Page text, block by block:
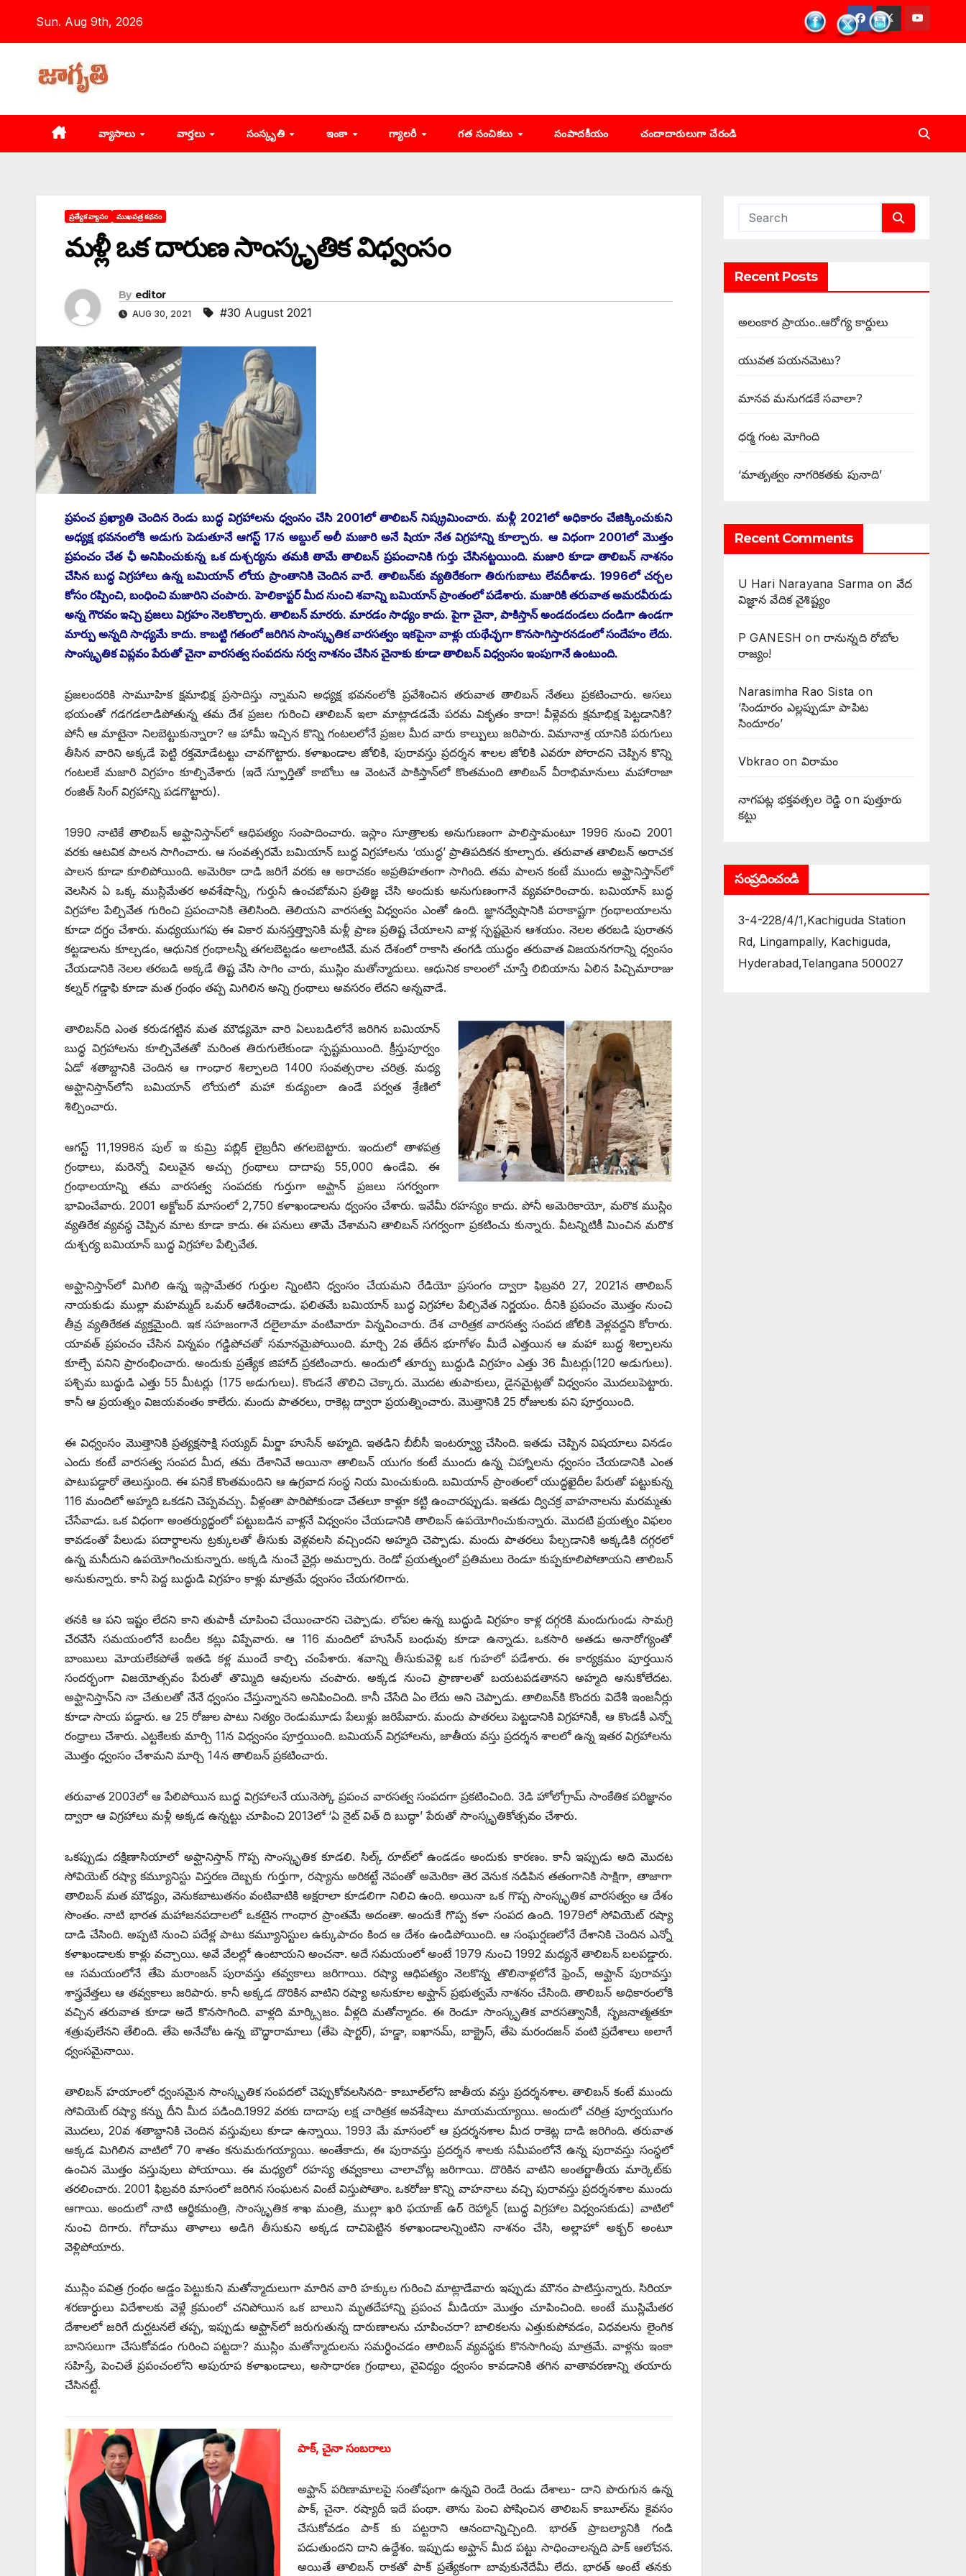
Sun. Aug 9th, 2026
వ్యాసాలు వార్తలు సంస్కృతి ఇంకా గ్యాలరీ గత సంచికలు సంపాదకీయం చందాదారులుగా చేరండి
ప్రత్యేక వ్యాసం ముఖపత్ర కథనం
మళ్లీ ఒక దారుణ సాంస్కృతిక విధ్వంసం
By editor
AUG 30, 2021 #30 August 2021
ప్రపంచ ప్రఖ్యాతి చెందిన రెండు బుద్ధ విగ్రహాలను ధ్వంసం చేసి 2001లో తాలిబన్‌ ‌నిష్క్రమించారు. మళ్లీ 2021లో అధికారం చేజిక్కించుకుని
అధ్యక్ష భవనంలోకి అడుగు పెడుతూనే ఆగస్ట్ 17‌న అబ్దుల్‌ అలీ మజారి అనే షియా నేత విగ్రహాన్ని కూల్చారు. ఆ విధంగా 2001లో మొత్తం
ప్రపంచం చేత ఛీ అనిపించుకున్న ఒక దుశ్చర్యను తమకి తామే తాలిబన్‌ ‌ప్రపంచానికి గుర్తు చేసినట్టయింది. మజారి కూడా తాలిబన్‌ ‌నాశనం
చేసిన బుద్ధ విగ్రహాలు ఉన్న బమియాన్‌ ‌లోయ ప్రాంతానికి చెందిన వారే. తాలిబన్‌కు వ్యతిరేకంగా తిరుగుబాటు లేవదీశాడు. 1996లో చర్చల
కోసం రప్పించి, బంధించి మజారిని చంపారు. హెలికాప్టర్‌ ‌మీద నుంచి శవాన్ని బమియాన్‌ ‌ప్రాంతంలో పడేశారు. మజారికి తరువాత అమరవీరుడు
అన్న గౌరవం ఇచ్చి ప్రజలు విగ్రహం నెలకొల్పారు. తాలిబన్‌ ‌మారరు. మారడం సాధ్యం కాదు. పైగా చైనా, పాకిస్తాన్‌ అం‌డదండలు దండిగా ఉండగా
మార్పు అన్నది సాధ్యమే కాదు. కాబట్టి గతంలో జరిగిన సాంస్కృతిక వారసత్వం ఇకపైనా వాళ్లు యథేచ్ఛగా కొనసాగిస్తారనడంలో సందేహం లేదు.
సాంస్కృతిక విప్లవం పేరుతో చైనా వారసత్వ సంపదను సర్వ నాశనం చేసిన చైనాకు కూడా తాలిబన్‌ ‌విధ్వంసం ఇంపుగానే ఉంటుంది.
ప్రజలందరికి సామూహిక క్షమాభిక్ష ప్రసాదిస్తు న్నామని అధ్యక్ష భవనంలోకి ప్రవేశించిన తరువాత తాలిబన్‌ ‌నేతలు ప్రకటించారు. అసలు
భయంతో గడగడలాడిపోతున్న తమ దేశ ప్రజల గురించి తాలిబన్‌ ఇలా మాట్లాడడమే పరమ వికృతం కాదా! వీళ్లెవరు క్షమాభిక్ష పెట్టడానికి?
పోనీ ఆ మాటైనా నిలబెట్టుకున్నారా? ఆ హామీ ఇచ్చిన కొన్ని గంటలలోనే ప్రజల మీద వారు కాల్పులు జరిపారు. విమానాశ్ర యానికి పరుగులు
తీసిన వారిని అక్కడే పెట్టి రక్తమోడేటట్టు చావగొట్టారు. కళాఖండాల జోలికి, పురావస్తు ప్రదర్శన శాలల జోలికి ఎవరూ పోరాదని చెప్పిన కొన్ని
గంటలకే మజారి విగ్రహం కూల్చివేశారు (ఇదే స్ఫూర్తితో కాబోలు ఆ వెంటనే పాకిస్తాన్‌లో కొంతమంది తాలిబన్‌ ‌వీరాభిమానులు మహారాజా
రంజిత్‌ ‌సింగ్‌ ‌విగ్రహాన్ని పడగొట్టారు).
1990 నాటికే తాలిబన్‌ అఫ్ఘానిస్తాన్‌లో ఆధిపత్యం సంపాదించారు. ఇస్లాం సూత్రాలకు అనుగుణంగా పాలిస్తామంటూ 1996 నుంచి 2001
వరకు ఆటవిక పాలన సాగించారు. ఆ సంవత్సరమే బమియాన్‌ ‌బుద్ధ విగ్రహాలను ‘యుద్ధ’ ప్రాతిపదికన కూల్చారు. తరువాత తాలిబన్‌ అరాచక
పాలన కూడా కూలిపోయింది. అమెరికా దాడి జరిగే వరకు ఆ అరాచకం అప్రతిహతంగా సాగింది. తమ పాలన కంటే ముందు అఫ్ఘానిస్తాన్‌లో
వెలసిన ఏ ఒక్క ముస్లిమేతర అవశేషాన్నీ, గుర్తునీ ఉంచబోమని ప్రతిజ్ఞ చేసి అందుకు అనుగుణంగానే వ్యవహరించారు. బమియాన్‌ ‌బుద్ధ
విగ్రహాల పేల్చివేత గురించి ప్రపంచానికి తెలిసింది. తెలియని వారసత్వ విధ్వంసం ఎంతో ఉంది. జ్ఞానద్వేషానికి పరాకాష్టగా గ్రంథాలయాలను
కూడా దగ్ధం చేశారు. మధ్యయుగపు ఈ వికార మనస్తత్త్వానికి మళ్లీ ప్రాణ ప్రతిష్ట చేయాలని వాళ్ల స్పష్టమైన ఆశయం. నెలల తరబడి పురాతన
కట్టడాలను కూల్చడం, ఆధునిక గ్రంథాలన్నీ తగలబెట్టడం అలాంటివే. మన దేశంలో రాకాసి తంగడి యుద్ధం తరువాత విజయనగరాన్ని ధ్వంసం
చేయడానికి నెలల తరబడి అక్కడే తిష్ట వేసి సాగిం చారు, ముస్లిం మతోన్మాదులు. ఆధునిక కాలంలో చూస్తే లిబియాను ఏలిన పిచ్చిమారాజు
కల్నర్‌ ‌గడ్డాఫి కూడా మత గ్రంథం తప్ప మిగిలిన అన్ని గ్రంథాలు అవసరం లేదని అన్నవాడే.
తాలిబన్‌ది ఎంత కరుడగట్టిన మత మౌఢ్యమో వారి ఏలుబడిలోనే జరిగిన బమియాన్‌
‌బుద్ధ విగ్రహాలను కూల్చివేతతో మరింత తిరుగులేకుండా స్పష్టమయింది. క్రీస్తుపూర్వం
ఏడో శతాబ్దానికి చెందిన ఆ గాంధార శిల్పాలది 1400 సంవత్సరాల చరిత్ర. మధ్య
అఫ్ఘానిస్తాన్‌లోని బమియాన్‌ ‌లోయలో మహా కుడ్యంలా ఉండే పర్వత శ్రేణిలో
శిల్పించారు.
ఆగస్ట్ 11,1998‌న పుల్‌ ఇ ‌కుమ్రి పబ్లిక్‌ ‌లైబ్రరీని తగలబెట్టారు. ఇందులో తాళపత్ర
గ్రంథాలు, మరెన్నో విలువైన అచ్చు గ్రంథాలు దాదాపు 55,000 ఉండేవి. ఈ
గ్రంథాలయాన్ని తమ వారసత్వ సంపదకు గుర్తుగా అప్ఘాన్‌ ‌ప్రజలు సగర్వంగా
భావించేవారు. 2001 అక్టోబర్‌ ‌మాసంలో 2,750 కళాఖండాలను ధ్వంసం చేశారు. ఇవేమీ రహస్యం కాదు. పోనీ అమెరికాయో, మరొక ముస్లిం
వ్యతిరేక వ్యవస్థ చెప్పిన మాట కూడా కాదు. ఈ పనులు తామే చేశామని తాలిబన్‌ ‌సగర్వంగా ప్రకటించు కున్నారు. వీటన్నిటికీ మించిన మరొక
దుశ్చర్య బమియాన్‌ ‌బుద్ధ విగ్రహాల పేల్చివేత.
అఫ్ఘానిస్తాన్‌లో మిగిలి ఉన్న ఇస్లామేతర గుర్తుల న్నింటిని ధ్వంసం చేయమని రేడియో ప్రసంగం ద్వారా ఫిబ్రవరి 27, 2021న తాలిబన్‌
‌నాయకుడు ముల్లా మహమ్మద్‌ ఒమర్‌ ఆదేశించాడు. ఫలితమే బమియాన్‌ ‌బుద్ధ విగ్రహాల పేల్చివేత నిర్ణయం. దీనికి ప్రపంచం మొత్తం నుంచి
తీవ్ర వ్యతిరేకత వ్యక్తమైంది. ఇక సహజంగానే దలైలామా వంటివారూ విన్నవించారు. దేశ చారిత్రక వారసత్వ సంపద జోలికి వెళ్లవద్దని కోరారు.
యావత్‌ ‌ప్రపంచం చేసిన విన్నపం గడ్డిపోచతో సమానమైపోయింది. మార్చి 2వ తేదీన భూగోళం మీదే ఎత్తయిన ఆ మహా బుద్ధ శిల్పాలను
కూల్చే పనిని ప్రారంభించారు. అందుకు ప్రత్యేక జిహాద్‌ ‌ప్రకటించారు. అందులో తూర్పు బుద్ధుడి విగ్రహం ఎత్తు 36 మీటర్లు(120 అడుగులు).
పశ్చిమ బుద్ధుడి ఎత్తు 55 మీటర్లు (175 అడుగులు). కొండనే తొలిచి చెక్కారు. మొదట తుపాకులు, డైనమైట్లతో విధ్వంసం మొదలుపెట్టారు.
కానీ ఆ ప్రయత్నం విజయవంతం కాలేదు. మందు పాతరలు, రాకెట్ల ద్వారా ప్రయత్నించారు. మొత్తానికి 25 రోజులకు పని పూర్తయింది.
ఈ విధ్వంసం మొత్తానికి ప్రత్యక్షసాక్షి సయ్యద్‌ ‌మీర్జా హుసేన్‌ అహ్మది. ఇతడిని బీబీసీ ఇంటర్వ్యూ చేసింది. ఇతడు చెప్పిన విషయాలు వినడం
ఎందు కంటే వారసత్వ సంపద మీద, తమ దేశానివే అయినా తాలిబన్‌ ‌యుగం కంటే ముందు ఉన్న చిహ్నాలను ధ్వంసం చేయడానికి ఎంత
పాటుపడ్డారో తెలుస్తుంది. ఈ పనికే కొంతమందిని ఆ ఉగ్రవాద సంస్థ నియ మించుకుంది. బమియాన్‌ ‌ప్రాంతంలో యుద్ధఖైదీల పేరుతో పట్టుకున్న
116 మందిలో అహ్మది ఒకడని చెప్పవచ్చు. వీళ్లంతా పారిపోకుండా చేతలూ కాళ్లూ కట్టి ఉంచారప్పుడు. ఇతడు ద్విచక్ర వాహనాలను మరమ్మతు
చేసేవాడు. ఒక విధంగా అంతర్యుద్ధంలో పట్టుబడిన వాళ్లనే విధ్వంసం చేయడానికి తాలిబన్‌ ఉపయోగించుకున్నారు. మొదటి ప్రయత్నం విఫలం
కావడంతో పేలుడు పదార్థాలను ట్రక్కులతో తీసుకు వెళ్లవలసి వచ్చిందని అహ్మది చెప్పాడు. మందు పాతరలు పేల్చడానికి అక్కడికి దగ్గరలో
ఉన్న మసీదుని ఉపయోగించుకున్నారు. అక్కడి నుంచే వైర్లు అమర్చారు. రెండో ప్రయత్నంలో ప్రతిమలు రెండూ కుప్పకూలిపోతాయని తాలిబన్‌
అనుకున్నారు. కానీ పెద్ద బుద్ధుడి విగ్రహం కాళ్లు మాత్రమే ధ్వంసం చేయగలిగారు.
తనకి ఆ పని ఇష్టం లేదని కాని తుపాకీ చూపించి చేయించారని చెప్పాడు. లోపల ఉన్న బుద్ధుడి విగ్రహం కాళ్ల దగ్గరకి మందుగుండు సామగ్రి
చేరవేసే సమయంలోనే బందీల కట్లు విప్పేవారు. ఆ 116 మందిలో హుసేన్‌ ‌బంధువు కూడా ఉన్నాడు. ఒకసారి అతడు అనారోగ్యంతో
బాంబులు మోయలేకపోతే ఇతడి కళ్ల ముందే కాల్చి చంపేశారు. శవాన్ని తీసుకువెళ్లి ఒక గుహలో పడేశారు. ఈ కార్యక్రమం పూర్తయిన
సందర్భంగా విజయోత్సవం పేరుతో తొమ్మిది ఆవులను చంపారు. అక్కడ నుంచి ప్రాణాలతో బయటపడతానని అహ్మది అనుకోలేదట.
అఫ్ఘానిస్తాన్‌ని నా చేతులతో నేనే ధ్వంసం చేస్తున్నానని అనిపించింది. కానీ చేసేది ఏం లేదు అని చెప్పాడు. తాలిబన్‌కి కొందరు విదేశీ ఇంజనీర్లు
కూడా సాయ పడ్డారు. ఆ 25 రోజుల పాటు నిత్యం రెండుమూడు పేలుళ్లు జరిపేవారు. మందు పాతరలు పెట్టడానికి విగ్రహానికీ, ఆ కొండకీ ఎన్నో
రంధ్రాలు చేశారు. ఎట్టకేలకు మార్చి 11న విధ్వంసం పూర్తయింది. బమియన్‌ ‌విగ్రహాలను, జాతీయ వస్తు ప్రదర్శన శాలలో ఉన్న ఇతర విగ్రహాలను
మొత్తం ధ్వంసం చేశామని మార్చి 14న తాలిబన్‌ ‌ప్రకటించారు.
తరువాత 2003లో ఆ పేలిపోయిన బుద్ధ విగ్రహాలనే యునెస్కో ప్రపంచ వారసత్వ సంపదగా ప్రకటించింది. 3డి హోలోగ్రామ్‌ ‌సాంకేతిక పరిజ్ఞానం
ద్వారా ఆ విగ్రహాలు మళ్లీ అక్కడ ఉన్నట్టు చూపించి 2013లో ‘ఏ నైట్‌ ‌విత్‌ ‌ది బుద్ధా’ పేరుతో సాంస్కృతికోత్సవం చేశారు.
ఒకప్పుడు దక్షిణాసియాలో అఫ్ఘానిస్తాన్‌ ‌గొప్ప సాంస్కృతిక కూడలి. సిల్క్ ‌రూట్‌లో ఉండడం అందుకు కారణం. కానీ ఇప్పుడు అది మొదట
సోవియెట్‌ ‌రష్యా కమ్యూనిస్టు విస్తరణ దెబ్బకు గుర్తుగా, రష్యాను అరికట్టే నెపంతో అమెరికా తెర వెనుక నడిపిన తతంగానికి సాక్షిగా, తాజాగా
తాలిబన్‌ ‌మత మౌఢ్యం, వెనుకబాటుతనం వంటివాటికి అక్షరాలా కూడలిగా నిలిచి ఉంది. అయినా ఒక గొప్ప సాంస్కృతిక వారసత్వం ఆ దేశం
సొంతం. నాటి భారత మహాజనపదాలలో ఒకటైన గాంధార ప్రాంతమే అదంతా. అందుకే గొప్ప కళా సంపద ఉంది. 1979లో సోవియెట్‌ ‌రష్యా
దాడి చేసింది. అప్పటి నుంచి పదేళ్ల పాటు కమ్యూనిస్టుల ఉక్కుపాదం కింద ఆ దేశం ఉండిపోయింది. ఆ సంఘర్షణలోనే దేశానికి చెందిన ఎన్నో
కళాఖండాలకు కాళ్లు వచ్చాయి. అవే వేలల్లో ఉంటాయని అంచనా. అదే సమయంలో అంటే 1979 నుంచి 1992 మధ్యనే తాలిబన్‌ ‌బలపడ్డారు.
ఆ సమయంలోనే తేపె మరాంజన్‌ ‌పురావస్తు తవ్వకాలు జరిగాయి. రష్యా ఆధిపత్యం నెలకొన్న తొలినాళ్లలోనే ఫ్రెంచ్‌, అఫ్ఘాన్‌ ‌పురావస్తు
శాస్త్రవేత్తలు ఆ తవ్వకాలు జరిపారు. కానీ అక్కడ దొరికిన వాటిని రష్యా అనుకూల అఫ్ఘాన్‌ ‌ప్రభుత్వమే నాశనం చేసింది. తాలిబన్‌ అధికారంలోకి
వచ్చిన తరువాత కూడా అదే కొనసాగింది. వాళ్లది మార్క్సిజం. వీళ్లది మతోన్మాదం. ఈ రెండూ సాంస్కృతిక వారసత్వానికీ, సృజనాత్మతకూ
శత్రువులేనని తేలింది. తేపె అనేచోట ఉన్న బౌద్ధారామాలు (తేపె షార్టర్‌), ‌హడ్డా, ఐఖానమ్‌, ‌బాక్ట్రెస్‌, ‌తేపె మరందజన్‌ ‌వంటి ప్రదేశాలు అలాగే
ధ్వంసమైనాయి.
తాలిబన్‌ ‌హయాంలో ధ్వంసమైన సాంస్కృతిక సంపదలో చెప్పుకోవలసినది- కాబూల్‌లోని జాతీయ వస్తు ప్రదర్శనశాల. తాలిబన్‌ ‌కంటే ముందు
సోవియెట్‌ ‌రష్యా కన్ను దీని మీద పడింది.1992 వరకు దాదాపు లక్ష చారిత్రక అవశేషాలు మాయమయ్యాయి. అందులో చరిత్ర పూర్వయుగం
మొదలు, 20వ శతాబ్దానికి చెందిన వస్తువులు కూడా ఉన్నాయి. 1993 మే మాసంలో ఆ ప్రదర్శనశాల మీద రాకెట్ల దాడి జరిగింది. తరువాత
అక్కడ మిగిలిన వాటిలో 70 శాతం కనుమరుగయ్యాయి. అంతేకాదు, ఈ పురావస్తు ప్రదర్శన శాలకు సమీపంలోనే ఉన్న పురావస్తు సంస్థలో
ఉంచిన మొత్తం వస్తువులు పోయాయి. ఈ మధ్యలో రహస్య తవ్వకాలు చాలాచోట్ల జరిగాయి. దొరికిన వాటిని అంతర్జాతీయ మార్కెట్‌కు
తరలించారు. 2001 ఫిబ్రవరి మాసంలో జరిగిన సంఘటన వింటే విస్తుపోతాం. ఒకరోజు కొన్ని వాహనాలు వచ్చి పురావస్తు ప్రదర్శనశాల ముందు
ఆగాయి. అందులో నాటి ఆర్థికమంత్రి, సాంస్కృతిక శాఖ మంత్రి, ముల్లా ఖరి ఫయాజ్‌ ఉర్‌ ‌రెహ్మాన్‌ (‌బుద్ధ విగ్రహాల విధ్వంసకుడు) వాటిలో
నుంచి దిగారు. గోదాము తాళాలు అడిగి తీసుకుని అక్కడ దాచిపెట్టిన కళాఖండాలన్నింటిని నాశనం చేసి, అల్లాహో అక్బర్‌ అం‌టూ
వెళ్లిపోయారు.
ముస్లిం పవిత్ర గ్రంథం అడ్డం పెట్టుకుని మతోన్మాదులుగా మారిన వారి హక్కుల గురించి మాట్లాడేవారు ఇప్పుడు మౌనం పాటిస్తున్నారు. సిరియా
శరణార్ధులు విదేశాలకు వెళ్లే క్రమంలో చనిపోయిన ఒక బాలుని మృతదేహాన్ని ప్రపంచ మీడియా మొత్తం చూపించింది. అంటే ముస్లిమేతర
దేశాలలో జరిగే దుర్ఘటనలే తప్ప, ఇప్పుడు అఫ్ఘాన్‌లో జరుగుతున్న దారుణాలను చూపించరా? బాలికలను ఎత్తుకుపోవడం, విధవలను లైంగిక
బానిసలుగా చేసుకోవడం గురించి పట్టదా? ముస్లిం మతోన్మాదులను సమర్ధించడం తాలిబన్‌ ‌వ్యవస్థకు కొనసాగింపు మాత్రమే. వాళ్లను ఇంకా
సహిస్తే, పెంచితే ప్రపంచంలోని అపురూప కళాఖండాలు, అసాధారణ గ్రంథాలు, వైవిధ్యం ధ్వంసం కావడానికి తగిన వాతావరణాన్ని తయారు
చేసినట్టే.
పాక్‌, ‌చైనా సంబరాలు
అఫ్ఘాన్‌ ‌పరిణామాలపై సంతోషంగా ఉన్నవి రెండే రెండు దేశాలు- దాని పొరుగున ఉన్న
పాక్‌, ‌చైనా. రష్యాదీ ఇదే పంథా. తాను పెంచి పోషించిన తాలిబన్‌ ‌కాబూల్‌ను కైవసం
చేసుకోవడం పాక్‌ ‌కు పట్టరాని ఆనందాన్నిచ్చింది. భారత్‌ ‌ప్రాబల్యానికి గండి
పడుతుందని దాని ఉద్దేశం. ఇప్పుడు అఫ్ఘాన్‌ ‌మీద పట్టు సాధించాలన్నది పాక్‌ ఆలోచన.
అయితే తాలిబన్‌ ‌రాకతో పాక్‌ ‌ప్రత్యేకంగా బావుకునేదేమీ లేదు. భారత్‌ అం‌టే తనకు
Recent Posts
అలంకార ప్రాయం..ఆరోగ్య కార్డులు
యువత పయనమెటు?
మానవ మనుగడకే సవాలా?
ధర్మ గంట మోగింది
‘మాతృత్వం నాగరికతకు పునాది’
Recent Comments
U Hari Narayana Sarma on వేద
విజ్ఞాన వేదిక వైశిష్ట్యం
P GANESH on ‌రానున్నది రోబోల
రాజ్యం!
Narasimha Rao Sista on
‘సిందూరం ఎల్లప్పుడూ పాపిట
సిందూరం’
Vbkrao on విరామం
నాగపట్ల భక్తవత్సల రెడ్డి on పుత్తూరు
కట్టు
సంప్రదించండి
3-4-228/4/1,Kachiguda Station
Rd, Lingampally, Kachiguda,
Hyderabad,Telangana 500027